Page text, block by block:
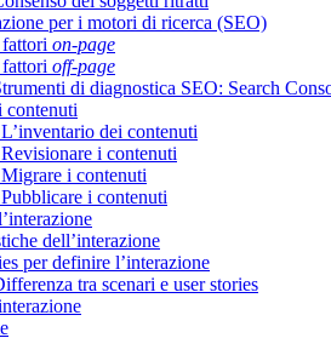
per i motori di ricerca (SEO)
on-page
off-page
di diagnostica SEO: Search
contenuti
dei contenuti
i contenuti
i contenuti
i contenuti
dell’interazione
per definire l’interazione
tra scenari e user stories